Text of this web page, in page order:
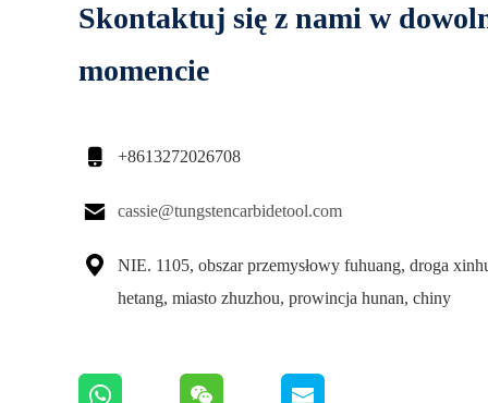
Skontaktuj się z nami w
momencie
 +8613272026708
 cassie@tungstencarbidetool.com

NIE. 1105, obszar przemysłowy fuhuang, droga
hetang, miasto zhuzhou, prowincja hunan, chiny